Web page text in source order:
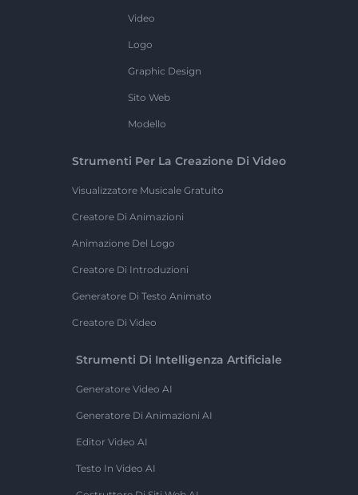
Video
Logo
Graphic Design
Sito Web
Modello
Strumenti Per La Creazione Di Video
Visualizzatore Musicale Gratuito
Creatore Di Animazioni
Animazione Del Logo
Creatore Di Introduzioni
Generatore Di Testo Animato
Creatore Di Video
Strumenti Di Intelligenza Artificiale
Generatore Video AI
Generatore Di Animazioni AI
Editor Video AI
Testo In Video AI